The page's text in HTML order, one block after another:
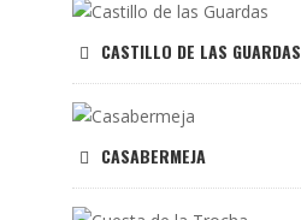
CASTILLO DE LAS GUARDAS
CASABERMEJA